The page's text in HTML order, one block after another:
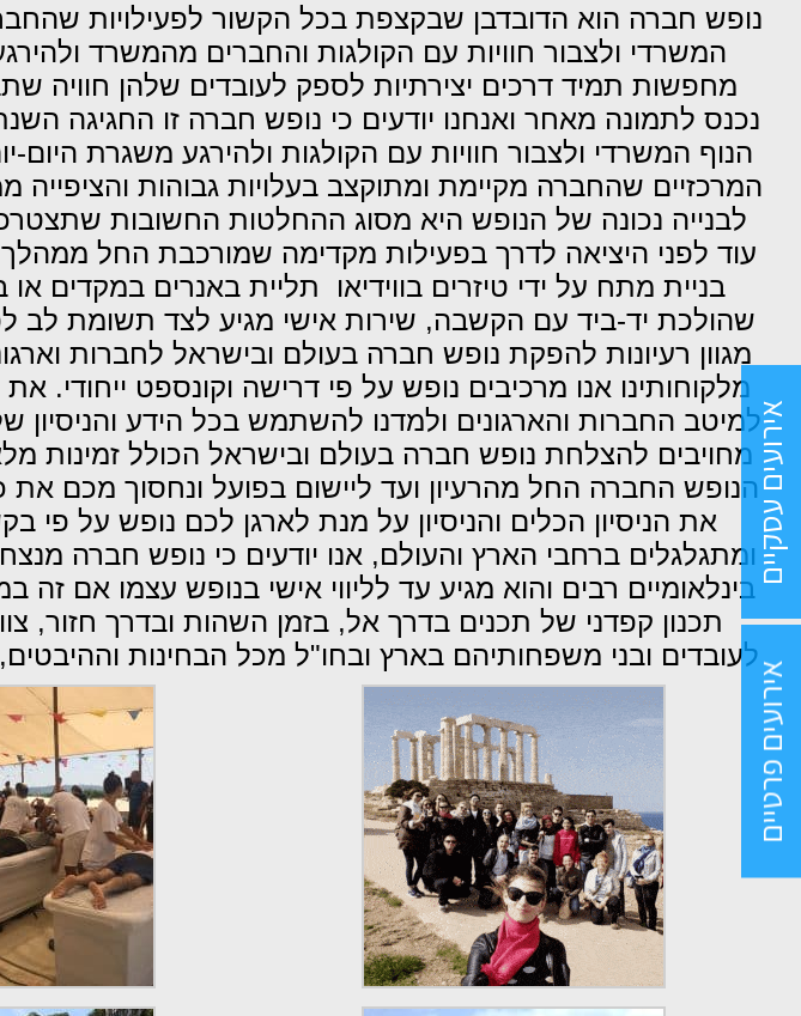
נופש חברה הוא הדובדבן שבקצפת בכל הקשור לפעילויות
המשרדי ולצבור חוויות עם הקולגות והחברים מהמשרד
מחפשות תמיד דרכים יצירתיות לספק לעובדים שלהן חוויה
נכנס לתמונה מאחר ואנחנו יודעים כי נופש חברה זו החגיגה
הנוף המשרדי ולצבור חוויות עם הקולגות ולהירגע משגרת
המרכזיים שהחברה מקיימת ומתוקצב בעלויות גבוהות
לבנייה נכונה של הנופש היא מסוג ההחלטות החשובות
עוד לפני היציאה לדרך בפעילות מקדימה שמורכבת החל
בניית מתח על ידי טיזרים בווידיאו תליית באנרים במקדים
שהולכת יד-ביד עם הקשבה, שירות אישי מגיע לצד תשומת לב
מגוון רעיונות להפקת נופש חברה בעולם ובישראל לחברות
מלקוחותינו אנו מרכיבים נופש על פי דרישה וקונספט ייחודי.
למיטב החברות והארגונים ולמדנו להשתמש בכל הידע והניסיון
מחויבים להצלחת נופש חברה בעולם ובישראל הכולל זמינות
הנופש החברה החל מהרעיון ועד ליישום בפועל ונחסוך מכם
את הניסיון הכלים והניסיון על מנת לארגן לכם נופש על פי
ומתגלגלים ברחבי הארץ והעולם, אנו יודעים כי נופש חברה
בינלאומיים רבים והוא מגיע עד לליווי אישי בנופש עצמו אם
תכנון קפדני של תכנים בדרך אל, בזמן השהות ובדרך חזור,
לעובדים ובני משפחותיהם בארץ ובחו"ל מכל הבחינות וההיבטים,
אירועים עסקיים
אירועים פרטיים